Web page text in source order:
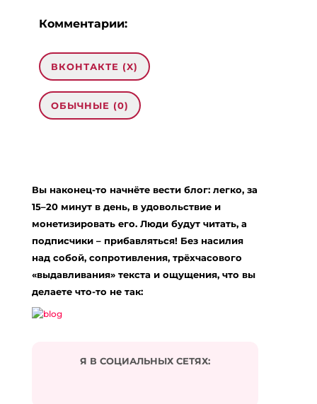
Комментарии:
ВКОНТАКТЕ (X)
ОБЫЧНЫЕ (0)
фитнес-марафонах”»
site:
06.04.2024 в 17:08
… [Trackback]
[…] Read More here to that Topic:
eharitonova.ru/pochemu-ne-poluchaetsya-dojti-
do-finisha-na-fitnes-marafonax/ […]
… [Trackback]
Вы наконец-то начнёте вести блог: легко, за
15–20 минут в день, в удовольствие и
монетизировать его. Люди будут читать, а
подписчики – прибавляться! Без насилия
над собой, сопротивления, трёхчасового
«выдавливания» текста и ощущения, что вы
делаете что-то не так:
Я В СОЦИАЛЬНЫХ СЕТЯХ: